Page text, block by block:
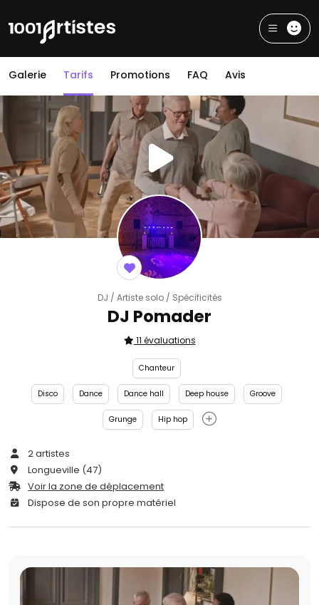
Galerie Tarifs Promotions FAQ Avis
DJ / Artiste solo / Spécificités
DJ Pomader
11 évaluations
Chanteur
Disco Dance Dance hall Deep house Groove
Grunge Hip hop
2 artistes
Longueville (47)
Voir la zone de déplacement
Dispose de son propre matériel